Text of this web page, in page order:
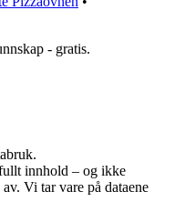
- gratis.
innhold – og ikke
Vi tar vare på dataene